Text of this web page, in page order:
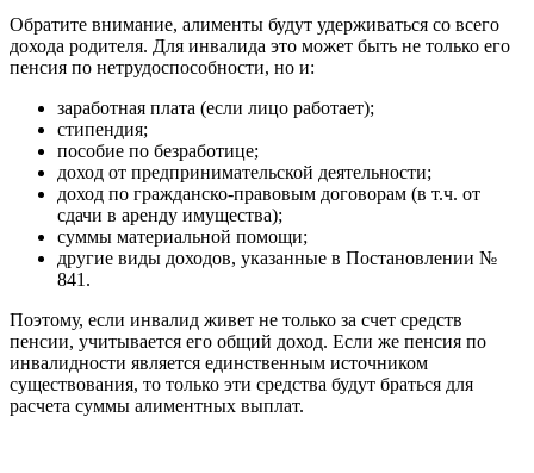
Обратите внимание, алименты будут удерживаться со всего
дохода родителя. Для инвалида это может быть не только его
пенсия по нетрудоспособности, но и:
заработная плата (если лицо работает);
стипендия;
пособие по безработице;
доход от предпринимательской деятельности;
доход по гражданско-правовым договорам (в т.ч. от
сдачи в аренду имущества);
суммы материальной помощи;
другие виды доходов, указанные в Постановлении №
841.
Поэтому, если инвалид живет не только за счет средств
пенсии, учитывается его общий доход. Если же пенсия по
инвалидности является единственным источником
существования, то только эти средства будут браться для
расчета суммы алиментных выплат.